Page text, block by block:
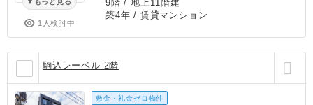
もっと見る
1人検討中
9階 / 地上11階建
築4年 / 賃貸マンション
駒込レーベル 2階
敷金・礼金ゼロ物件